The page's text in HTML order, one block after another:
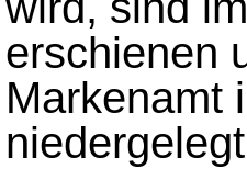
erschienen
Markenamt